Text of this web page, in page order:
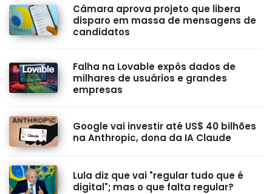
Câmara aprova projeto que libera
disparo em massa de mensagens de
candidatos
Falha na Lovable expôs dados de
milhares de usuários e grandes
empresas
Google vai investir até US$ 40 bilhões
na Anthropic, dona da IA Claude
Lula diz que vai "regular tudo que é
digital"; mas o que falta regular?